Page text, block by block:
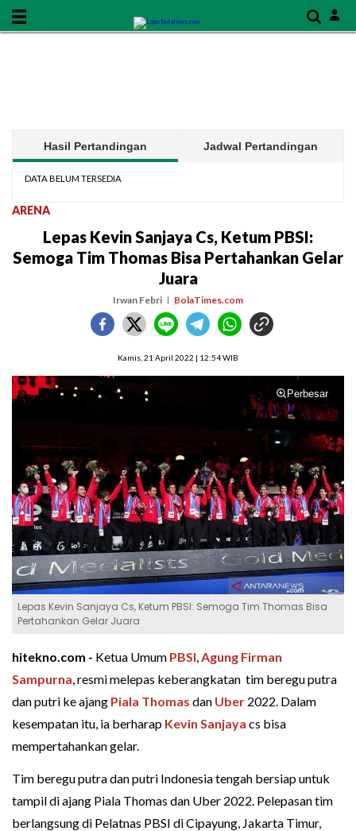
Hasil Pertandingan Jadwal Pertandingan
DATA BELUM TERSEDIA
ARENA
Lepas Kevin Sanjaya Cs, Ketum PBSI:
Semoga Tim Thomas Bisa Pertahankan Gelar
Juara
Irwan Febri BolaTimes.com
Kamis, 21 April 2022 | 12:54 WIB
Perbesar
Lepas Kevin Sanjaya Cs, Ketum PBSI: Semoga Tim Thomas Bisa
Pertahankan Gelar Juara
hitekno.com - Ketua Umum PBSI,Agung Firman
Sampurna, resmi melepas keberangkatan tim beregu putra
dan putri ke ajang Piala Thomas dan Uber 2022. Dalam
kesempatan itu, ia berharap Kevin Sanjaya cs bisa
mempertahankan gelar.
Tim beregu putra dan putri Indonesia tengah bersiap untuk
tampil di ajang Piala Thomas dan Uber 2022. Pelepasan tim
berlangsung di Pelatnas PBSI di Cipayung, Jakarta Timur,